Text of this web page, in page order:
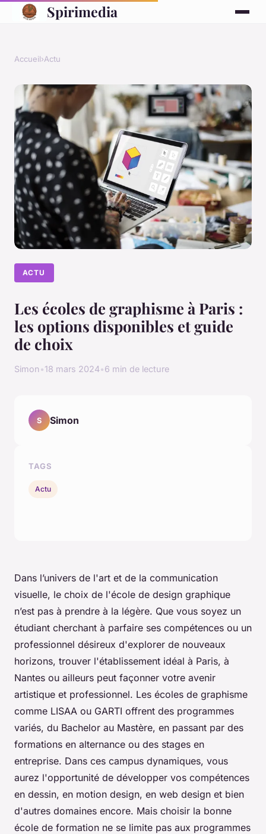
Spirimedia
Accueil›Actu
ACTU
Les écoles de graphisme à Paris :
les options disponibles et guide
de choix
Simon•18 mars 2024•6 min de lecture
Dans l’univers de l'art et de la communication
visuelle, le choix de l'école de design graphique
n’est pas à prendre à la légère. Que vous soyez un
étudiant cherchant à parfaire ses compétences ou un
professionnel désireux d'explorer de nouveaux
horizons, trouver l'établissement idéal à Paris, à
Nantes ou ailleurs peut façonner votre avenir
artistique et professionnel. Les écoles de graphisme
comme LISAA ou GARTI offrent des programmes
variés, du Bachelor au Mastère, en passant par des
formations en alternance ou des stages en
entreprise. Dans ces campus dynamiques, vous
aurez l'opportunité de développer vos compétences
en dessin, en motion design, en web design et bien
d'autres domaines encore. Mais choisir la bonne
école de formation ne se limite pas aux programmes
S Simon
TAGS
Actu